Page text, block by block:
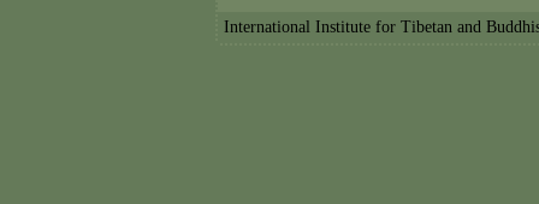
International Institute for Tibetan and